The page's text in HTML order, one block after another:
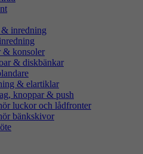
inredning
konsoler
& diskbänkar
& elartiklar
knoppar & push
luckor och lådfronter
bänkskivor